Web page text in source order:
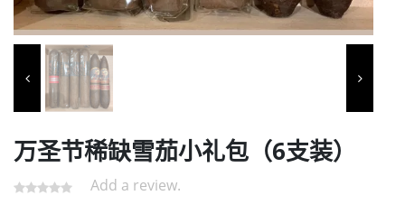
万圣节稀缺雪茄小礼包（6支装）
Add a review.